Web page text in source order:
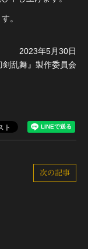
。
2023年5月30日
剣乱舞』製作委員会
次の記事